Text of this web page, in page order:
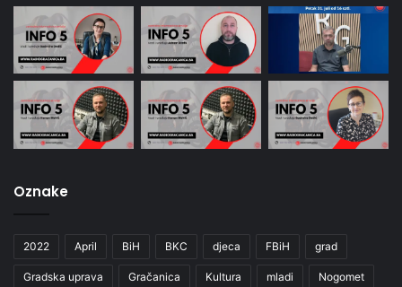
Oznake
2022 April BiH BKC djeca FBiH grad
Gradska uprava Gračanica Kultura mladi Nogomet